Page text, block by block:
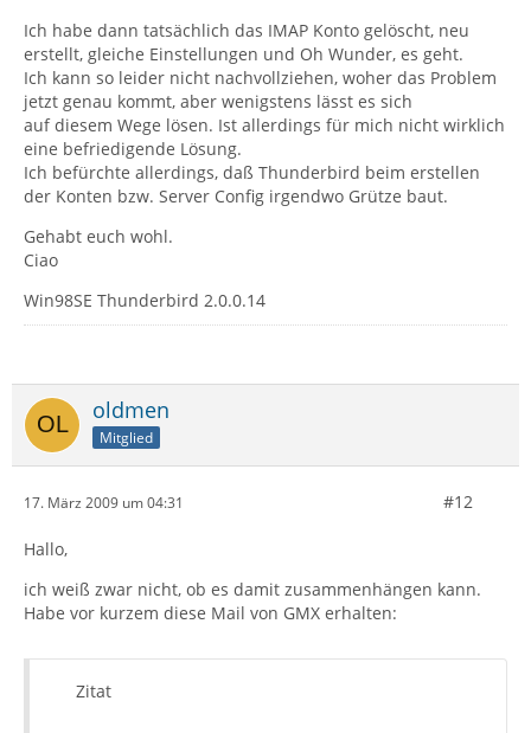
Ich habe dann tatsächlich das IMAP Konto gelöscht, neu
erstellt, gleiche Einstellungen und Oh Wunder, es geht.
Ich kann so leider nicht nachvollziehen, woher das Problem
jetzt genau kommt, aber wenigstens lässt es sich
auf diesem Wege lösen. Ist allerdings für mich nicht wirklich
eine befriedigende Lösung.
Ich befürchte allerdings, daß Thunderbird beim erstellen
der Konten bzw. Server Config irgendwo Grütze baut.
Gehabt euch wohl.
Ciao
Win98SE Thunderbird 2.0.0.14
oldmen
Mitglied
17. März 2009 um 04:31 #12
Hallo,
ich weiß zwar nicht, ob es damit zusammenhängen kann.
Habe vor kurzem diese Mail von GMX erhalten:
Zitat